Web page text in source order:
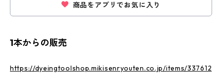
商品をアプリでお気に入り
1本からの販売
https://dyeingtoolshop.mikisenryouten.co.jp/items/337612